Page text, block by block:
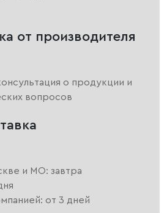
от производителя
о продукции и
вопросов
и МО: завтра
от 3 дней